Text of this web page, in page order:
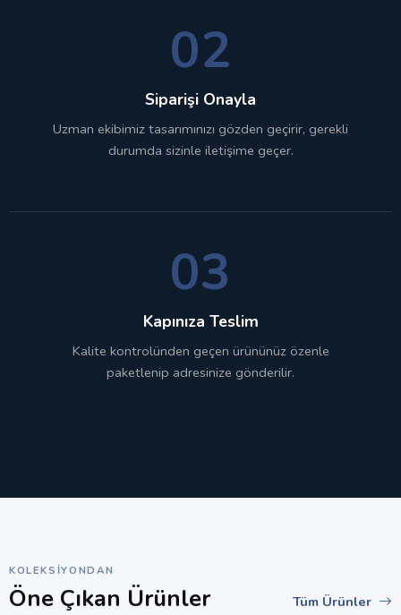
02
Siparişi Onayla
Uzman ekibimiz tasarımınızı gözden geçirir, gerekli
durumda sizinle iletişime geçer.
03
Kapınıza Teslim
Kalite kontrolünden geçen ürününüz özenle
paketlenip adresinize gönderilir.
KOLEKSIYONDAN
Öne Çıkan Ürünler Tüm Ürünler